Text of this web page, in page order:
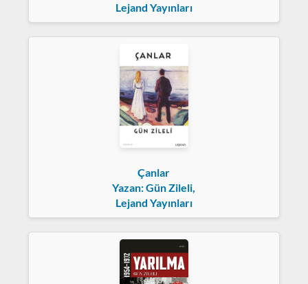
Lejand Yayınları
Çanlar
Yazan: Gün Zileli,
Lejand Yayınları